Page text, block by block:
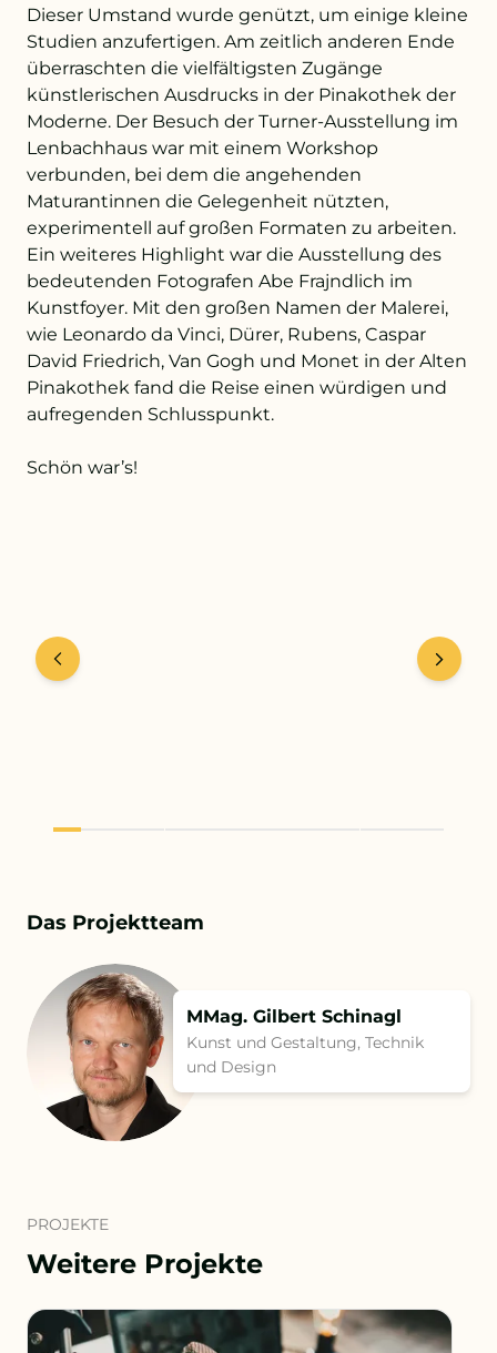
Stellenangebote
Logout
Dieser Umstand wurde genützt, um einige kleine
Studien anzufertigen. Am zeitlich anderen Ende
überraschten die vielfältigsten Zugänge
künstlerischen Ausdrucks in der Pinakothek der
Moderne. Der Besuch der Turner-Ausstellung im
Lenbachhaus war mit einem Workshop
verbunden, bei dem die angehenden
Maturantinnen die Gelegenheit nützten,
experimentell auf großen Formaten zu arbeiten.
Ein weiteres Highlight war die Ausstellung des
bedeutenden Fotografen Abe Frajndlich im
Kunstfoyer. Mit den großen Namen der Malerei,
wie Leonardo da Vinci, Dürer, Rubens, Caspar
David Friedrich, Van Gogh und Monet in der Alten
Pinakothek fand die Reise einen würdigen und
aufregenden Schlusspunkt.
Schön war’s!
Das Projektteam
MMag. Gilbert Schinagl
Kunst und Gestaltung, Technik
und Design
PROJEKTE
Weitere Projekte